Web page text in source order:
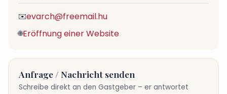
✉️evarch@freemail.hu
🌐Eröffnung einer Website
Anfrage / Nachricht senden
Schreibe direkt an den Gastgeber – er antwortet